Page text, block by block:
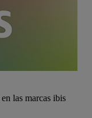
en las marcas ibis